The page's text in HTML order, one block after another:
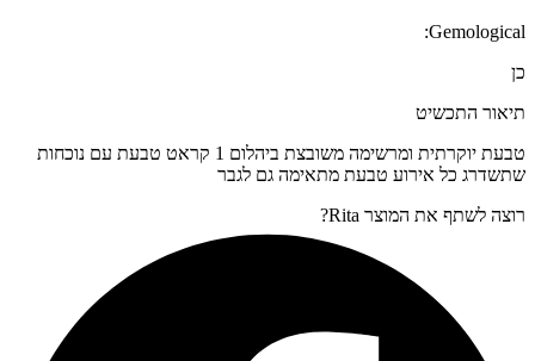
Gemological:
כן
תיאור התכשיט
טבעת יוקרתית ומרשימה משובצת ביהלום 1 קראט טבעת עם נוכחות
שתשדרג כל אירוע טבעת מתאימה גם לגבר
רוצה לשתף את המוצר Rita?